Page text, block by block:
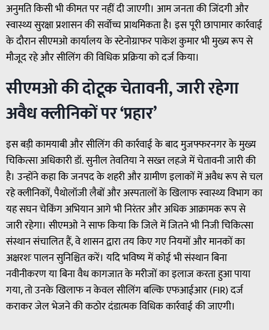
अनुमति किसी भी कीमत पर नहीं दी जाएगी। आम जनता की जिंदगी और
स्वास्थ्य सुरक्षा प्रशासन की सर्वोच्च प्राथमिकता है। इस पूरी छापामार कार्रवाई
के दौरान सीएमओ कार्यालय के स्टेनोग्राफर पाकेश कुमार भी मुख्य रूप से
मौजूद रहे और सीलिंग की विधिक प्रक्रिया को दर्ज किया।
सीएमओ की दोटूक चेतावनी, जारी रहेगा
अवैध क्लीनिकों पर ‘प्रहार’
इस बड़ी कामयाबी और सीलिंग की कार्रवाई के बाद मुजफ्फरनगर के मुख्य
चिकित्सा अधिकारी डॉ. सुनील तेवतिया ने सख्त लहजे में चेतावनी जारी की
है। उन्होंने कहा कि जनपद के शहरी और ग्रामीण इलाकों में अवैध रूप से चल
रहे क्लीनिकों, पैथोलॉजी लैबों और अस्पतालों के खिलाफ स्वास्थ्य विभाग का
यह सघन चेकिंग अभियान आगे भी निरंतर और अधिक आक्रामक रूप से
जारी रहेगा। सीएमओ ने साफ किया कि जिले में जितने भी निजी चिकित्सा
संस्थान संचालित हैं, वे शासन द्वारा तय किए गए नियमों और मानकों का
अक्षरशः पालन सुनिश्चित करें। यदि भविष्य में कोई भी संस्थान बिना
नवीनीकरण या बिना वैध कागजात के मरीजों का इलाज करता हुआ पाया
गया, तो उनके खिलाफ न केवल सीलिंग बल्कि एफआईआर (FIR) दर्ज
कराकर जेल भेजने की कठोर दंडात्मक विधिक कार्रवाई की जाएगी।